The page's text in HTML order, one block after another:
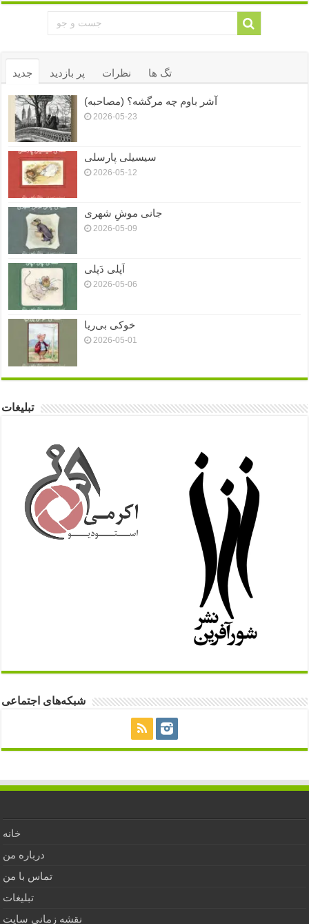
جدید پر بازدید نظرات تگ ها
آشر باوم چه مرگشه؟ (مصاحبه)
2026-05-23
سیسیلی پارسلی
2026-05-12
جانی موشِ شهری
2026-05-09
اَپلی دَپلی
2026-05-06
خوکی بی‌ریا
2026-05-01
تبلیغات
شبکه‌های اجتماعی
خانه
درباره من
تماس با من
تبلیغات
نقشه زمانی سایت